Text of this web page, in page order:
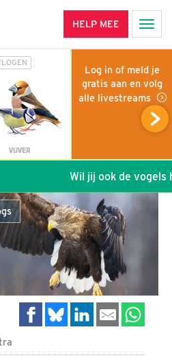
HELP MEE
VIJVER
Log in of meld je
gratis aan en volg
alle livestreams
Wil jij ook de vogels